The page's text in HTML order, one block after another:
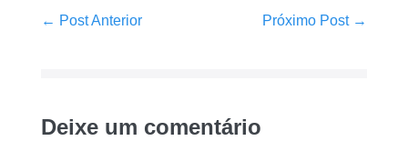
Navegação
← Post Anterior Próximo Post →
Deixe um comentário